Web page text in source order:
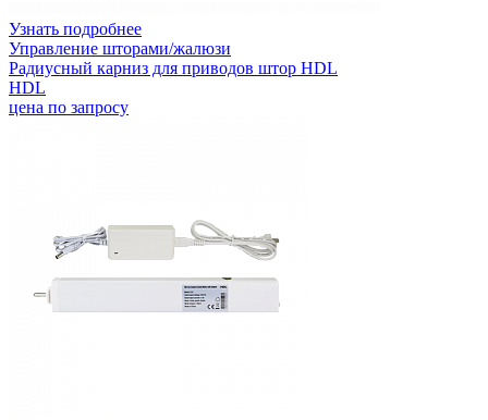
Узнать подробнее
Управление шторами/жалюзи
Радиусный карниз для приводов штор HDL
HDL
цена по запросу